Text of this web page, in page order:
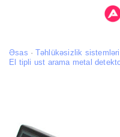
Əsas
Təhlükəsizlik
El tipli ust arama metal